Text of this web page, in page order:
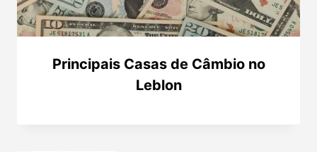
Principais Casas de Câmbio no
Leblon